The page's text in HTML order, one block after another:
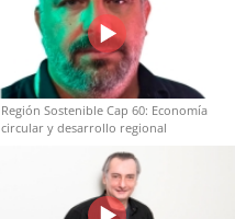
Región Sostenible Cap 60: Economía
circular y desarrollo regional